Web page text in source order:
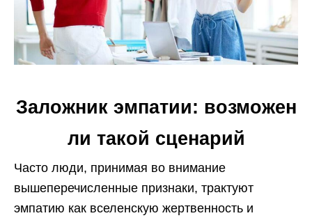
Заложник эмпатии: возможен
ли такой сценарий
Часто люди, принимая во внимание
вышеперечисленные признаки, трактуют
эмпатию как вселенскую жертвенность и